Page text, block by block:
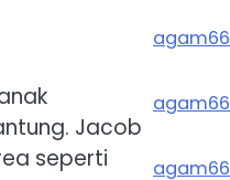
Jacob
seperti
agam66
agam66
agam66